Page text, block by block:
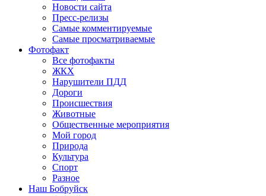
Новости сайта
Пресс-релизы
Самые комментируемые
Самые просматриваемые
Фотофакт
Все фотофакты
ЖКХ
Нарушители ПДД
Дороги
Происшествия
Животные
Общественные мероприятия
Мой город
Природа
Культура
Спорт
Разное
Наш Бобруйск